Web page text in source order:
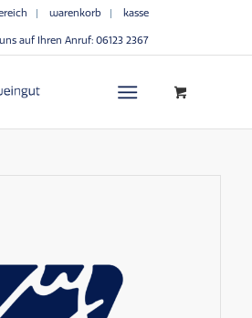
warenkorb kasse
auf Ihren Anruf: 06123 2367